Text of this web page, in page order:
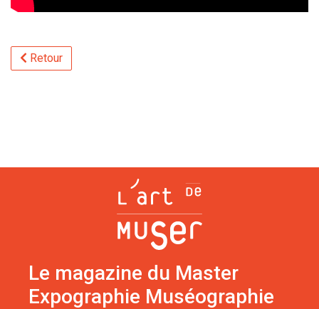
Retour
Le magazine du Master
Expographie Muséographie